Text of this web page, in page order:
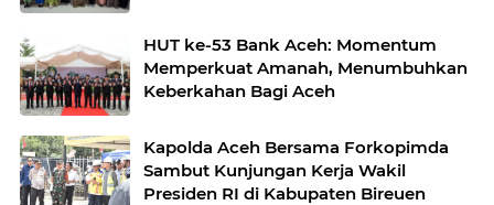
HUT ke-53 Bank Aceh: Momentum
Memperkuat Amanah, Menumbuhkan
Keberkahan Bagi Aceh
Kapolda Aceh Bersama Forkopimda
Sambut Kunjungan Kerja Wakil
Presiden RI di Kabupaten Bireuen